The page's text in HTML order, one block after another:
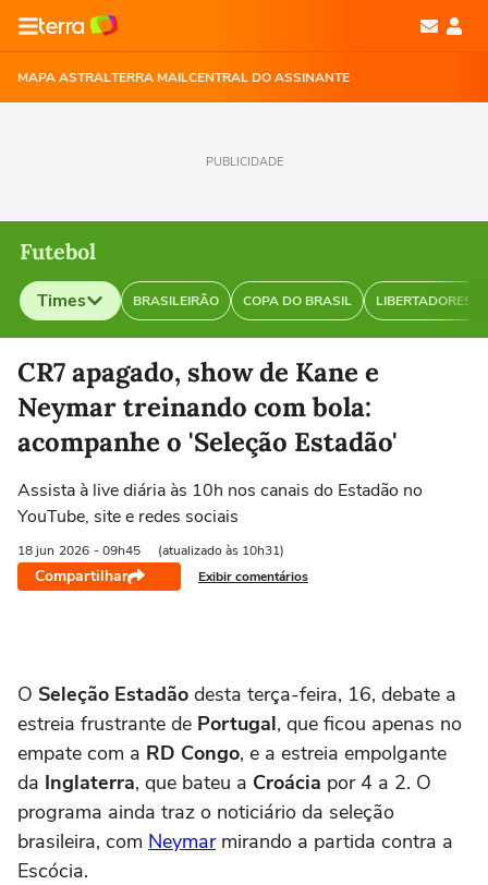
MAPA ASTRALTERRA MAILCENTRAL DO ASSINANTE
PUBLICIDADE
Futebol
Times BRASILEIRÃO COPA DO BRASIL LIBERTADORES
Selecione o time para ver as notícias
CR7 apagado, show de Kane e
Neymar treinando com bola:
acompanhe o 'Seleção Estadão'
Assista à live diária às 10h nos canais do Estadão no
YouTube, site e redes sociais
18 jun 2026 - 09h45 (atualizado às 10h31)
Compartilhar Exibir comentários
O Seleção Estadão desta terça-feira, 16, debate a
estreia frustrante de Portugal, que ficou apenas no
empate com a RD Congo, e a estreia empolgante
da Inglaterra, que bateu a Croácia por 4 a 2. O
programa ainda traz o noticiário da seleção
brasileira, com Neymarmirando a partida contra a
Escócia.